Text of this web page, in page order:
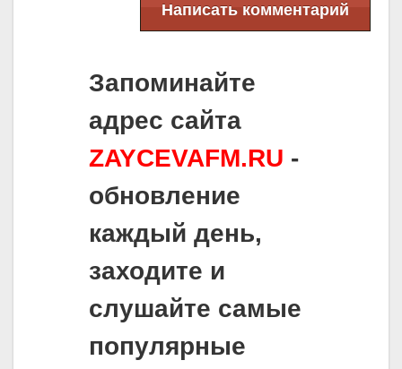
Написать комментарий
Запоминайте
адрес сайта
ZAYCEVAFM.RU -
обновление
каждый день,
заходите и
слушайте самые
популярные